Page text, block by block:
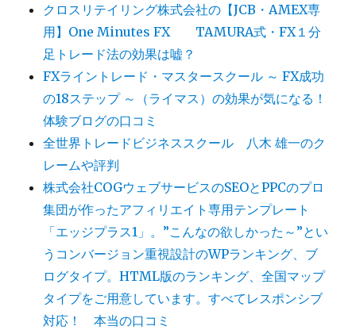
クロスリテイリング株式会社の【JCB・AMEX専
用】One Minutes FX TAMURA式・FX１分
足トレード法の効果は嘘？
FXライントレード・マスタースクール ～ FX成功
の18ステップ ～（ライマス）の効果が気になる！
体験ブログの口コミ
全世界トレードビジネススクール 八木 雄一のク
レームや評判
株式会社COGウェブサービスのSEOとPPCのプロ
集団が作ったアフィリエイト専用テンプレート
「エッジプラス1」。”こんなの欲しかった～”とい
うコンバージョン重視設計のWPランキング、ブ
ログタイプ。HTML版のランキング、全国マップ
タイプをご用意しています。すべてレスポンシブ
対応！ 本当の口コミ